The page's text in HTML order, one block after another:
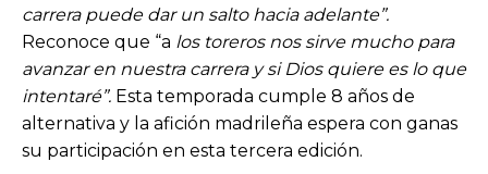
carrera puede dar un salto hacia adelante”.
Reconoce que “a los toreros nos sirve mucho para
avanzar en nuestra carrera y si Dios quiere es lo que
intentaré”. Esta temporada cumple 8 años de
alternativa y la afición madrileña espera con ganas
su participación en esta tercera edición.